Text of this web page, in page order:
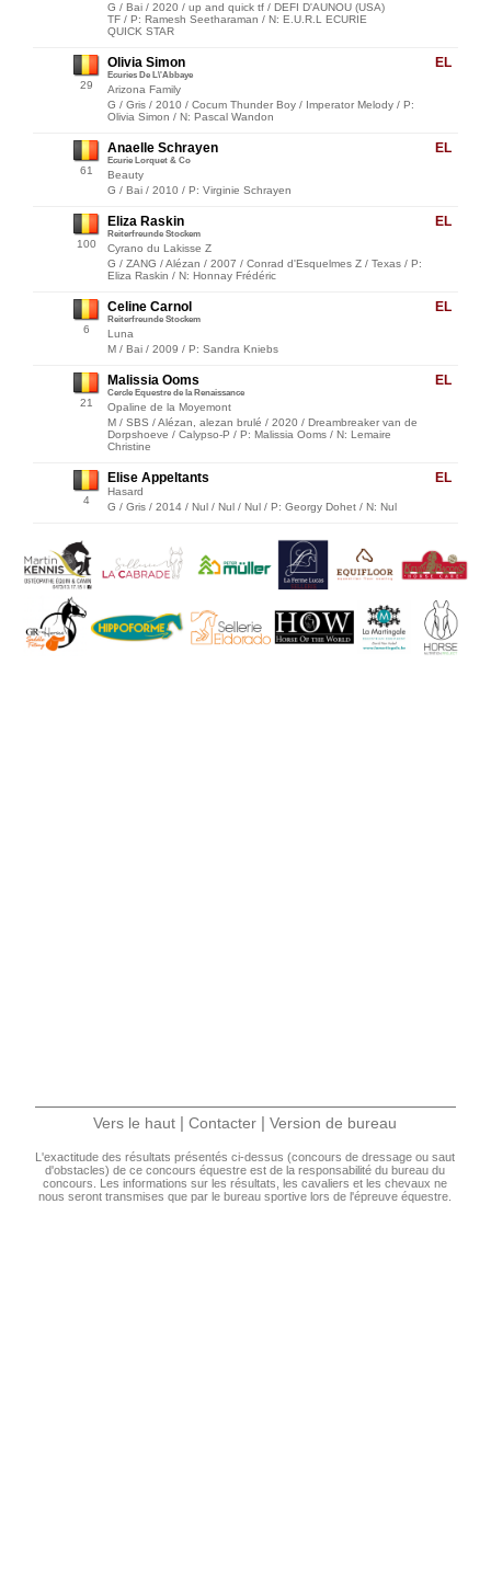
G / Bai / 2020 / up and quick tf / DEFI D'AUNOU (USA)
TF / P: Ramesh Seetharaman / N: E.U.R.L ECURIE
QUICK STAR
29
EL
Olivia Simon
Ecuries De L\'Abbaye
Arizona Family
G / Gris / 2010 / Cocum Thunder Boy / Imperator Melody / P:
Olivia Simon / N: Pascal Wandon
61
EL
Anaelle Schrayen
Ecurie Lorquet & Co
Beauty
G / Bai / 2010 / P: Virginie Schrayen
100
EL
Eliza Raskin
Reiterfreunde Stockem
Cyrano du Lakisse Z
G / ZANG / Alézan / 2007 / Conrad d'Esquelmes Z / Texas / P:
Eliza Raskin / N: Honnay Frédéric
6
EL
Celine Carnol
Reiterfreunde Stockem
Luna
M / Bai / 2009 / P: Sandra Kniebs
21
EL
Malissia Ooms
Cercle Equestre de la Renaissance
Opaline de la Moyemont
M / SBS / Alézan, alezan brulé / 2020 / Dreambreaker van de
Dorpshoeve / Calypso-P / P: Malissia Ooms / N: Lemaire
Christine
4
EL
Elise Appeltants
Hasard
G / Gris / 2014 / Nul / Nul / Nul / P: Georgy Dohet / N: Nul
Vers le haut |Contacter |Version de bureau
L'exactitude des résultats présentés ci-dessus (concours de dressage ou saut
d'obstacles) de ce concours équestre est de la responsabilité du bureau du
concours. Les informations sur les résultats, les cavaliers et les chevaux ne
nous seront transmises que par le bureau sportive lors de l'épreuve équestre.